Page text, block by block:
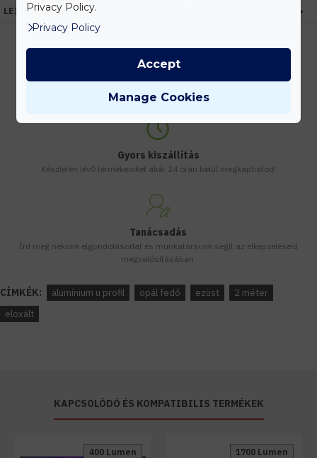
LEÍRÁS
Vásárolj nagyobb mennyiségben és megadjuk a legjobb gyártói árakat.
Gyors kiszállítás
Készleten lévő termékeinket akár 24 órán belül megkaphatod!
Tanácsadás
Írd meg nekünk elgondolásodat és munkatársunk segít az elképzeléseid
megvalósításában.
CÍMKÉK: alumínium u profil opál fedő ezüst
2 méter
eloxált
KAPCSOLÓDÓ ÉS KOMPATIBILIS TERMÉKEK
400 Lumen 1700 Lumen
Privacy Policy.
Privacy Policy
Manage Cookies
Accept